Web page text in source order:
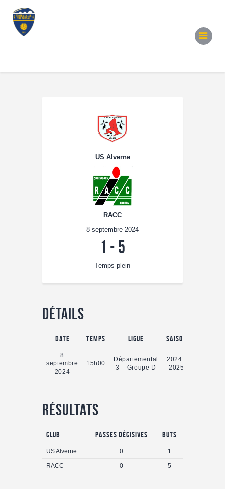
US Alverne
RACC
8 septembre 2024
1 - 5
Temps plein
Détails
Date Temps Ligue Saison
8
septembre
2024
15h00
Départemental
3 – Groupe D
2024 -
2025
Résultats
Club Passes Décisives Buts
US Alverne 0 1
RACC 0 5